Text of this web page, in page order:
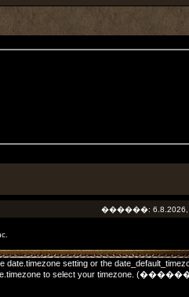
������: 6.8.2026,
setting or the
to select your timezone.